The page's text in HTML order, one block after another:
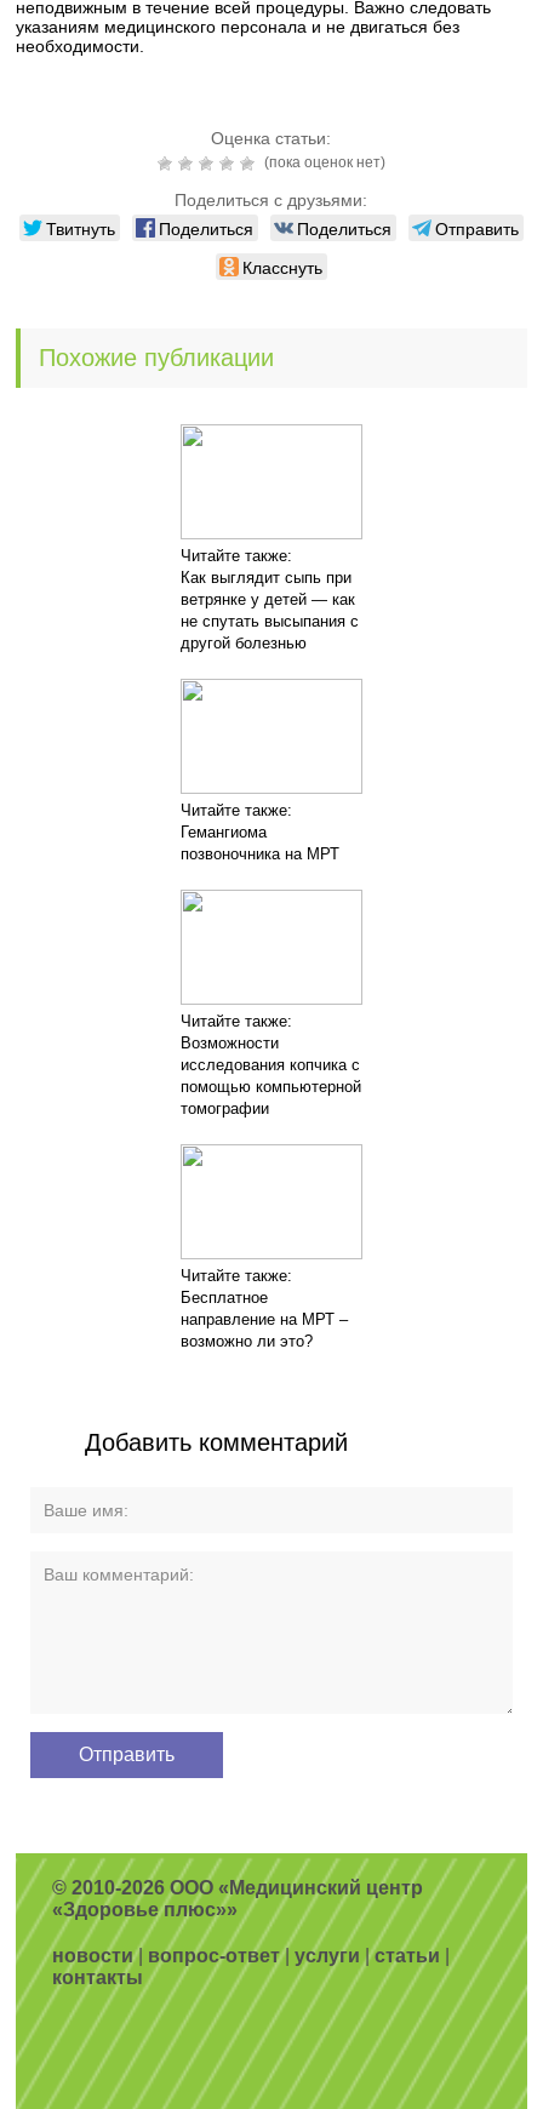
неподвижным в течение всей процедуры. Важно следовать
указаниям медицинского персонала и не двигаться без
необходимости.
Оценка статьи:
(пока оценок нет)
Поделиться с друзьями:
Твитнуть Поделиться Поделиться
Отправить
Класснуть
Похожие публикации
Читайте также:
Как выглядит сыпь при
ветрянке у детей — как
не спутать высыпания с
другой болезнью
Читайте также:
Гемангиома
позвоночника на МРТ
Читайте также:
Возможности
исследования копчика с
помощью компьютерной
томографии
Читайте также:
Бесплатное
направление на МРТ –
возможно ли это?
Добавить комментарий
© 2010-2026 ООО «Медицинский центр
«Здоровье плюс»»
новости| вопрос-ответ|услуги |статьи
контакты